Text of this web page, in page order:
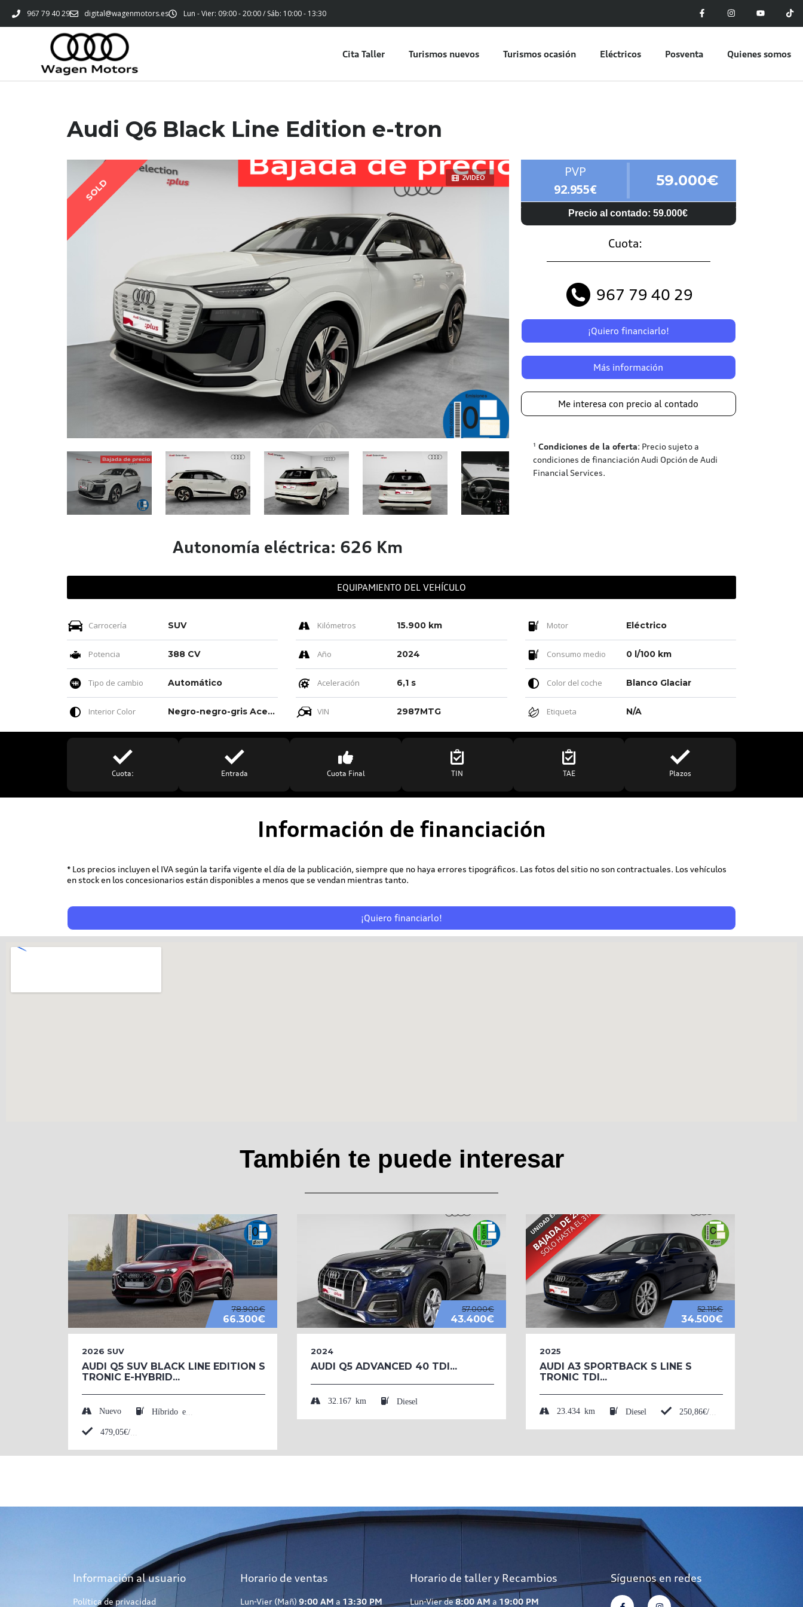
967 79 40 29 digital@wagenmotors.es Lun - Vier: 09:00 - 20:00 / Sáb: 10:00 - 13:30
Cita Taller Turismos nuevos Turismos ocasión Eléctricos Posventa Quienes somos
Audi Q6 Black Line Edition e-tron
2VIDEO
SOLD
Autonomía eléctrica: 626 Km
PVP
92.955€
59.000€
Precio al contado: 59.000€
Cuota:
967 79 40 29
¡Quiero financiarlo!
Más información
Me interesa con precio al contado
¹ Condiciones de la oferta: Precio sujeto a
condiciones de financiación Audi Opción de Audi
Financial Services.
EQUIPAMIENTO DEL VEHÍCULO
Carrocería SUV Kilómetros 15.900 km Motor Eléctrico
Potencia 388 CV Año 2024 Consumo medio 0 l/100 km
Tipo de cambio Automático Aceleración 6,1 s Color del coche Blanco Glaciar
Interior Color Negro-negro-gris Acero/negro-negro/ Negro/gris Titanio VIN 2987MTG Etiqueta N/A
Cuota: Entrada Cuota Final TIN TAE Plazos
Información de financiación
* Los precios incluyen el IVA según la tarifa vigente el día de la publicación, siempre que no haya errores tipográficos. Las fotos del sitio no son contractuales. Los vehículos
en stock en los concesionarios están disponibles a menos que se vendan mientras tanto.
¡Quiero financiarlo!
También te puede interesar
78.900€
66.300€
2026 SUV
AUDI Q5 SUV BLACK LINE EDITION S
TRONIC E-HYBRID...
Nuevo
57.000€
43.400€
2024
AUDI Q5 ADVANCED 40 TDI...
32.167 km Diesel
52.115€
34.500€
2025
AUDI A3 SPORTBACK S LINE S
TRONIC TDI...
23.434 km Diesel
Información al usuario
Política de privacidad
Horario de ventas
Lun-Vier (Mañ) 9:00 AM a 13:30 PM
Horario de taller y Recambios
Lun-Vier de8:00 AM a 19:00 PM
Síguenos en redes